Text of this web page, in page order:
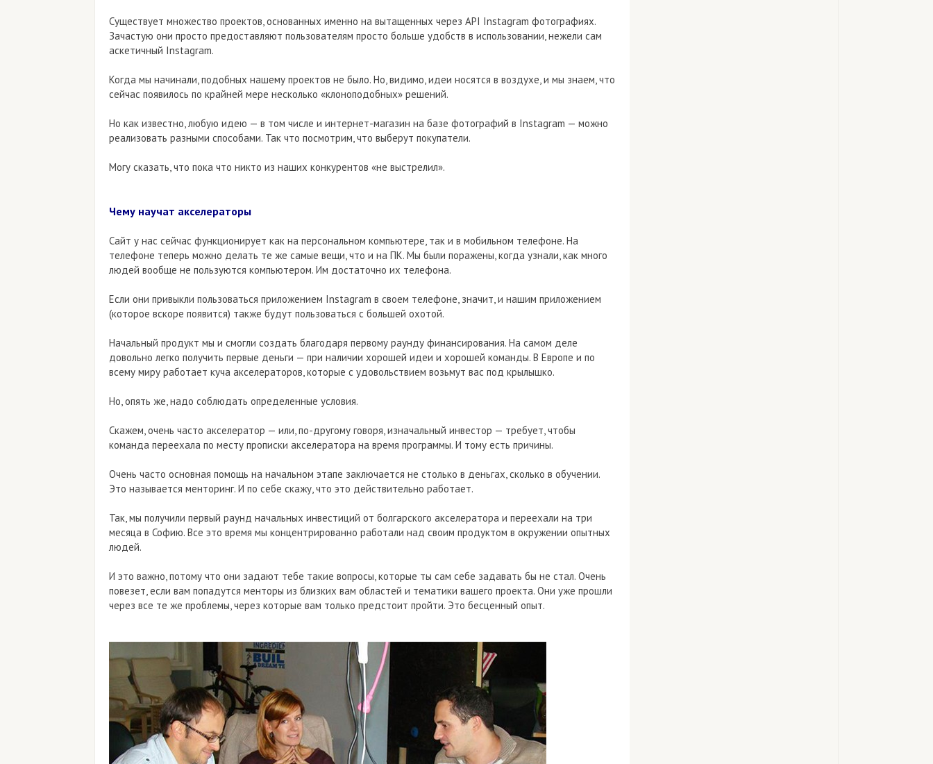
Существует множество проектов, основанных именно на вытащенных через API Instagram фотографиях.
Зачастую они просто предоставляют пользователям просто больше удобств в использовании, нежели сам
аскетичный Instagram.
Когда мы начинали, подобных нашему проектов не было. Но, видимо, идеи носятся в воздухе, и мы знаем, что
сейчас появилось по крайней мере несколько «клоноподобных» решений.
Но как известно, любую идею — в том числе и интернет-магазин на базе фотографий в Instagram — можно
реализовать разными способами. Так что посмотрим, что выберут покупатели.
Могу сказать, что пока что никто из наших конкурентов «не выстрелил».
Чему научат акселераторы
Сайт у нас сейчас функционирует как на персональном компьютере, так и в мобильном телефоне. На
телефоне теперь можно делать те же самые вещи, что и на ПК. Мы были поражены, когда узнали, как много
людей вообще не пользуются компьютером. Им достаточно их телефона.
Если они привыкли пользоваться приложением Instagram в своем телефоне, значит, и нашим приложением
(которое вскоре появится) также будут пользоваться с большей охотой.
Начальный продукт мы и смогли создать благодаря первому раунду финансирования. На самом деле
довольно легко получить первые деньги — при наличии хорошей идеи и хорошей команды. В Европе и по
всему миру работает куча акселераторов, которые с удовольствием возьмут вас под крылышко.
Но, опять же, надо соблюдать определенные условия.
Скажем, очень часто акселератор — или, по-другому говоря, изначальный инвестор — требует, чтобы
команда переехала по месту прописки акселератора на время программы. И тому есть причины.
Очень часто основная помощь на начальном этапе заключается не столько в деньгах, сколько в обучении.
Это называется менторинг. И по себе скажу, что это действительно работает.
Так, мы получили первый раунд начальных инвестиций от болгарского акселератора и переехали на три
месяца в Софию. Все это время мы концентрированно работали над своим продуктом в окружении опытных
людей.
И это важно, потому что они задают тебе такие вопросы, которые ты сам себе задавать бы не стал. Очень
повезет, если вам попадутся менторы из близких вам областей и тематики вашего проекта. Они уже прошли
через все те же проблемы, через которые вам только предстоит пройти. Это бесценный опыт.